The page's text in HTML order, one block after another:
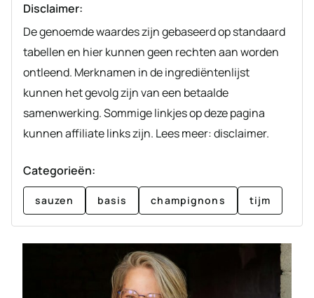
Disclaimer:
De genoemde waardes zijn gebaseerd op standaard
tabellen en hier kunnen geen rechten aan worden
ontleend. Merknamen in de ingrediëntenlijst
kunnen het gevolg zijn van een betaalde
samenwerking. Sommige linkjes op deze pagina
kunnen affiliate links zijn. Lees meer: disclaimer.
Categorieën:
sauzen basis champignons tijm